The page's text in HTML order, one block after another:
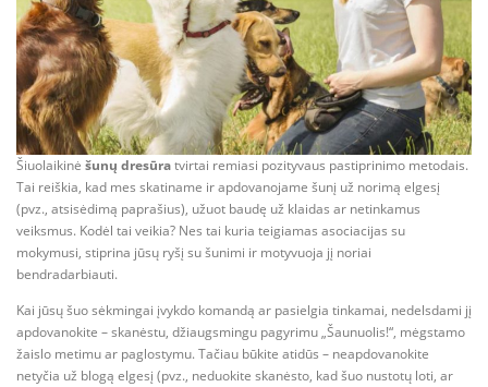
Šiuolaikinė šunų dresūratvirtai remiasi pozityvaus pastiprinimo metodais.
Tai reiškia, kad mes skatiname ir apdovanojame šunį už norimą elgesį
(pvz., atsisėdimą paprašius), užuot baudę už klaidas ar netinkamus
veiksmus. Kodėl tai veikia? Nes tai kuria teigiamas asociacijas su
mokymusi, stiprina jūsų ryšį su šunimi ir motyvuoja jį noriai
bendradarbiauti.
Kai jūsų šuo sėkmingai įvykdo komandą ar pasielgia tinkamai, nedelsdami jį
apdovanokite – skanėstu, džiaugsmingu pagyrimu „Šaunuolis!“, mėgstamo
žaislo metimu ar paglostymu. Tačiau būkite atidūs – neapdovanokite
netyčia už blogą elgesį (pvz., neduokite skanėsto, kad šuo nustotų loti, ar